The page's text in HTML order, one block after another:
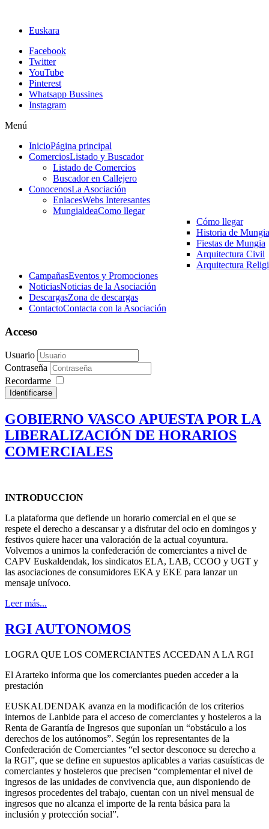
Euskara
Facebook
Twitter
YouTube
Pinterest
Whatsapp Bussines
Instagram
Menú
InicioPágina principal
ComerciosListado y Buscador
Listado de Comercios
Buscador en Callejero
ConocenosLa Asociación
EnlacesWebs Interesantes
MungialdeaComo llegar
Cómo llegar
Historia de Mungia
Fiestas de Mungia
Arquitectura Civil
Arquitectura
CampañasEventos y Promociones
NoticiasNoticias de la Asociación
DescargasZona de descargas
ContactoContacta con la Asociación
Acceso
Usuario
Contraseña
Recordarme
Identificarse
GOBIERNO VASCO APUESTA POR LA
LIBERALIZACIÓN DE HORARIOS
COMERCIALES
INTRODUCCION
La plataforma que defiende un horario comercial en el que se
respete el derecho a descansar y a disfrutar del ocio en domingos y
festivos quiere hacer una valoración de la actual coyuntura.
Volvemos a unirnos la confederación de comerciantes a nivel de
CAPV Euskaldendak, los sindicatos ELA, LAB, CCOO y UGT y
las asociaciones de consumidores EKA y EKE para lanzar un
mensaje unívoco.
Leer más...
RGI AUTONOMOS
LOGRA QUE LOS COMERCIANTES ACCEDAN A LA RGI
El Ararteko informa que los comerciantes pueden acceder a la
prestación
EUSKALDENDAK avanza en la modificación de los criterios
internos de Lanbide para el acceso de comerciantes y hosteleros a la
Renta de Garantía de Ingresos que suponían un “obstáculo a los
derechos de los autónomos”. Según los representantes de la
Confederación de Comerciantes “el sector desconoce su derecho a
la RGI”, que se define en supuestos aplicables a varias casuísticas de
comerciantes y hosteleros que precisen “complementar el nivel de
ingresos de las unidades de convivencia que, aun disponiendo de
ingresos procedentes del trabajo, cuentan con un nivel mensual de
ingresos que no alcanza el importe de la renta básica para la
inclusión y protección social”.